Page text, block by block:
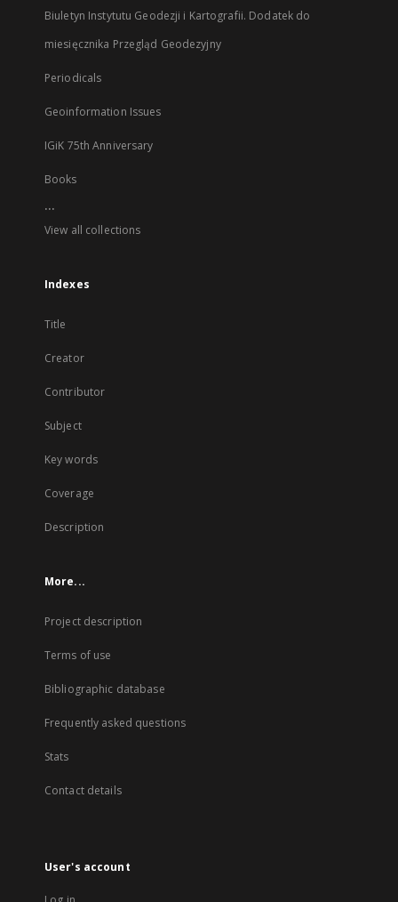
Biuletyn Instytutu Geodezji i Kartografii. Dodatek do
miesięcznika Przegląd Geodezyjny
Periodicals
Geoinformation Issues
IGiK 75th Anniversary
Books
...
View all collections
Indexes
Title
Creator
Contributor
Subject
Key words
Coverage
Description
More...
Project description
Terms of use
Bibliographic database
Frequently asked questions
Stats
Contact details
User's account